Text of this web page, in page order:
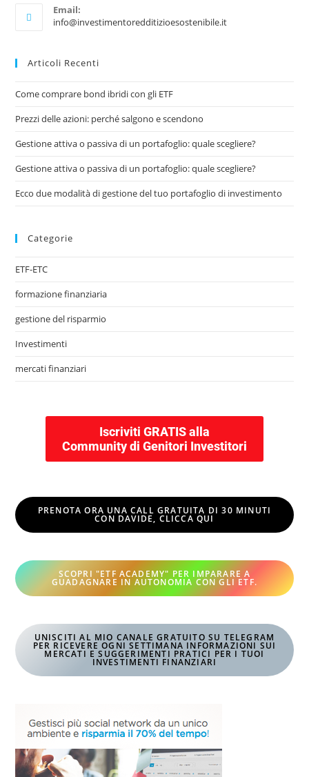
Email:
info@investimentoredditizioesostenibile.it
Articoli Recenti
Come comprare bond ibridi con gli ETF
Prezzi delle azioni: perché salgono e scendono
Gestione attiva o passiva di un portafoglio: quale scegliere?
Gestione attiva o passiva di un portafoglio: quale scegliere?
Ecco due modalità di gestione del tuo portafoglio di investimento
Categorie
ETF-ETC
formazione finanziaria
gestione del risparmio
Investimenti
mercati finanziari
Iscriviti GRATIS alla
Community di Genitori Investitori
PRENOTA ORA UNA CALL GRATUITA DI 30 MINUTI
CON DAVIDE, CLICCA QUI
SCOPRI "ETF ACADEMY" PER IMPARARE A
GUADAGNARE IN AUTONOMIA CON GLI ETF.
UNISCITI AL MIO CANALE GRATUITO SU TELEGRAM
PER RICEVERE OGNI SETTIMANA INFORMAZIONI SUI
MERCATI E SUGGERIMENTI PRATICI PER I TUOI
INVESTIMENTI FINANZIARI